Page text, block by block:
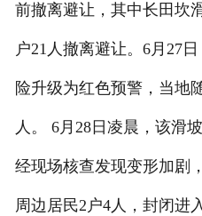
前撤离避让，其中长田坎
户21人撤离避让。6月27
险升级为红色预警，当地
人。 6月28日凌晨，该滑
经现场核查发现变形加剧
周边居民2户4人，封闭进